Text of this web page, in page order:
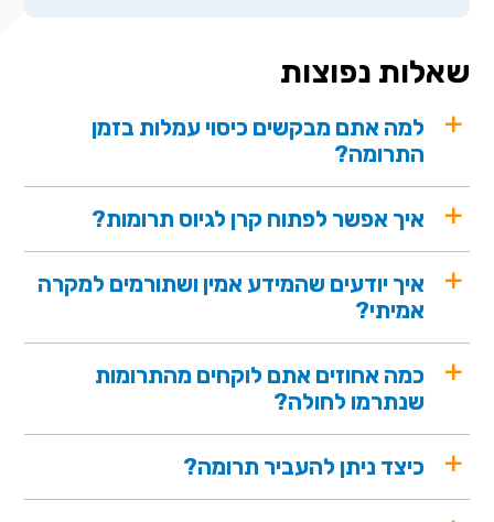
שאלות נפוצות
למה אתם מבקשים כיסוי עמלות בזמן
התרומה?
איך אפשר לפתוח קרן לגיוס תרומות?
איך יודעים שהמידע אמין ושתורמים למקרה
אמיתי?
כמה אחוזים אתם לוקחים מהתרומות
שנתרמו לחולה?
כיצד ניתן להעביר תרומה?